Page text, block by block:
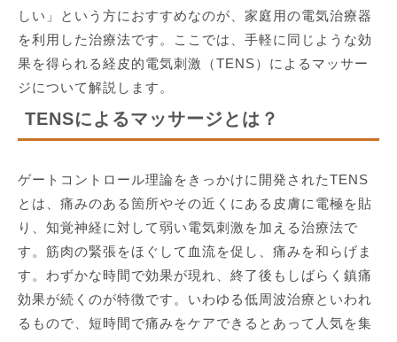
しい」という方におすすめなのが、家庭用の電気治療器
を利用した治療法です。ここでは、手軽に同じような効
果を得られる経皮的電気刺激（TENS）によるマッサー
ジについて解説します。
TENSによるマッサージとは？
ゲートコントロール理論をきっかけに開発されたTENS
とは、痛みのある箇所やその近くにある皮膚に電極を貼
り、知覚神経に対して弱い電気刺激を加える治療法で
す。筋肉の緊張をほぐして血流を促し、痛みを和らげま
す。わずかな時間で効果が現れ、終了後もしばらく鎮痛
効果が続くのが特徴です。いわゆる低周波治療といわれ
るもので、短時間で痛みをケアできるとあって人気を集